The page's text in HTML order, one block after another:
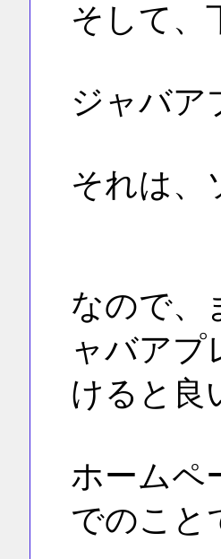
そして、
ジャバア
それは、
なので、
ャバアプ
けると良
ホームペ
でのこと